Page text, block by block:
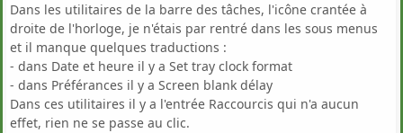
Dans les utilitaires de la barre des tâches, l'icône crantée à
droite de l'horloge, je n'étais par rentré dans les sous menus
et il manque quelques traductions :
- dans Date et heure il y a Set tray clock format
- dans Préférances il y a Screen blank délay
Dans ces utilitaires il y a l'entrée Raccourcis qui n'a aucun
effet, rien ne se passe au clic.